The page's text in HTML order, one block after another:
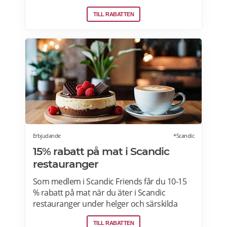
ingenting att bli Willys Plus-kund. Med Willys
Plus får du fler och bättre erbjudanden med
Willys erbjudanden här.
TILL RABATTEN
Erbjudande *Scandic
15% rabatt på mat i Scandic
restauranger
Som medlem i Scandic Friends får du 10-15
% rabatt på mat när du äter i Scandic
restauranger under helger och särskilda
helgdagar (vardagar). Rabatten gäller även i
TILL RABATTEN